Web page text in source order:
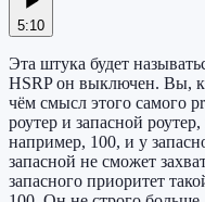
5:10
Эта штука будет
HSRP он выключен. Вы,
чём смысл этого самого
роутер и запасной
например, 100, и у
запасной не сможет
запасного приоритет